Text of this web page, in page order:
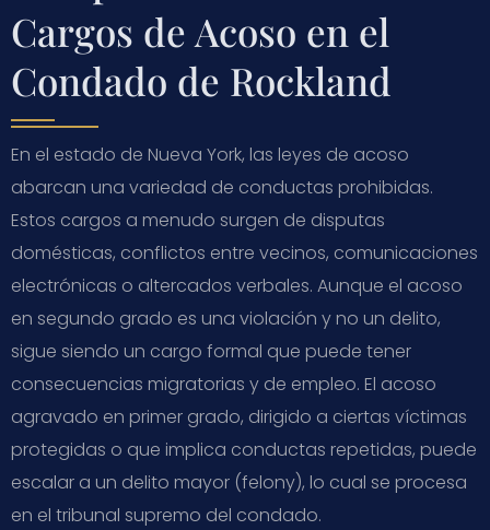
Cargos de Acoso en el
Condado de Rockland
En el estado de Nueva York, las leyes de acoso
abarcan una variedad de conductas prohibidas.
Estos cargos a menudo surgen de disputas
domésticas, conflictos entre vecinos, comunicaciones
electrónicas o altercados verbales. Aunque el acoso
en segundo grado es una violación y no un delito,
sigue siendo un cargo formal que puede tener
consecuencias migratorias y de empleo. El acoso
agravado en primer grado, dirigido a ciertas víctimas
protegidas o que implica conductas repetidas, puede
escalar a un delito mayor (felony), lo cual se procesa
en el tribunal supremo del condado.